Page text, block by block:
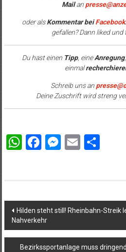
Mailan
oder alsKommentar beiFacebook
gefallen? Dann liked und
Du hast einen Tipp, eineAnregung
einmal
Schreib uns an
Deine Zuschrift wird streng
WhatsApp
Facebook
Messenger
Email
Beitragsnavigation
Hilden steht still! Rheinbahn-Streik
Nahverkehr
Bezirkssportanlage muss